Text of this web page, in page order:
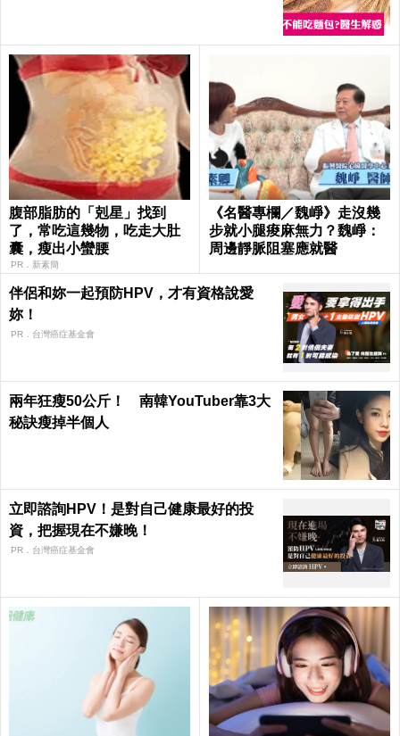
腹部脂肪的「剋星」找到
了，常吃這幾物，吃走大肚
囊，瘦出小蠻腰
PR．新素簡
《名醫專欄／魏崢》走沒幾
步就小腿痠麻無力？魏崢：
周邊靜脈阻塞應就醫
伴侶和妳一起預防HPV，才有資格說愛
妳！
PR．台灣癌症基金會
兩年狂瘦50公斤！ 南韓YouTuber靠3大
秘訣瘦掉半個人
立即諮詢HPV！是對自己健康最好的投
資，把握現在不嫌晚！
PR．台灣癌症基金會